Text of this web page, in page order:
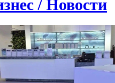
/ Новости